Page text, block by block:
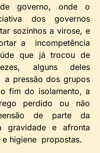
governo, onde o
dos governos
sozinhos a virose, e
a incompetência
que já trocou de
alguns deles
a pressão dos grupos
fim do isolamento, a
perdido ou não
de parte da
gravidade e afronta
e higiene propostas.